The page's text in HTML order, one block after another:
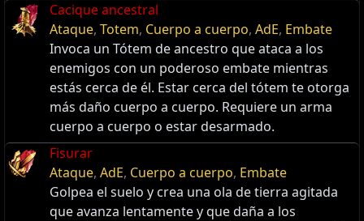
Cacique ancestral
Ataque, Totem, Cuerpo a cuerpo, AdE, Embate
Invoca un Tótem de ancestro que ataca a los
enemigos con un poderoso embate mientras
estás cerca de él. Estar cerca del tótem te otorga
más daño cuerpo a cuerpo. Requiere un arma
cuerpo a cuerpo o estar desarmado.
Fisurar
Ataque, AdE, Cuerpo a cuerpo, Embate
Golpea el suelo y crea una ola de tierra agitada
que avanza lentamente y que daña a los